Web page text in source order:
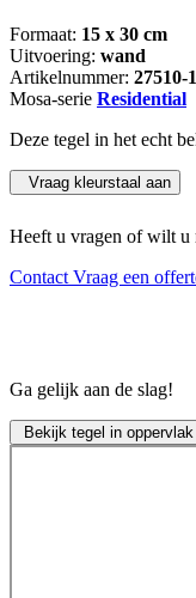
Formaat: 15 x 30 cm
Uitvoering: wand
Artikelnummer: 27510-
Mosa-serie Residential
Deze tegel in het echt
Vraag kleurstaal aan
Heeft u vragen of wilt u
Contact Vraag een
Ga gelijk aan de slag!
Bekijk tegel in oppervlak